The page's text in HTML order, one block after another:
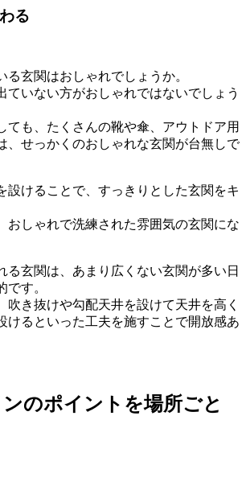
る
る玄関はおしゃれでしょうか。
ていない方がおしゃれではないでしょう
ても、たくさんの靴や傘、アウトドア用
、せっかくのおしゃれな玄関が台無しで
設けることで、すっきりとした玄関をキ
おしゃれで洗練された雰囲気の玄関にな
る玄関は、あまり広くない玄関が多い日
です。
吹き抜けや勾配天井を設けて天井を高く
けるといった工夫を施すことで開放感あ
のポイントを場所ごと